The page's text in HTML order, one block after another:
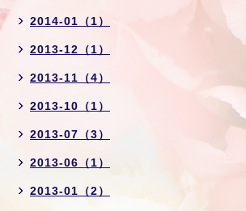
2014-01（1）
2013-12（1）
2013-11（4）
2013-10（1）
2013-07（3）
2013-06（1）
2013-01（2）